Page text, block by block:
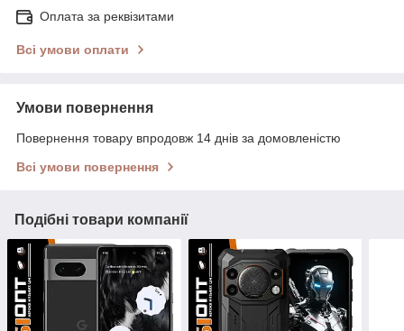
Оплата за реквізитами
Всі умови оплати
Умови повернення
Повернення товару впродовж 14 днів за домовленістю
Всі умови повернення
Подібні товари компанії